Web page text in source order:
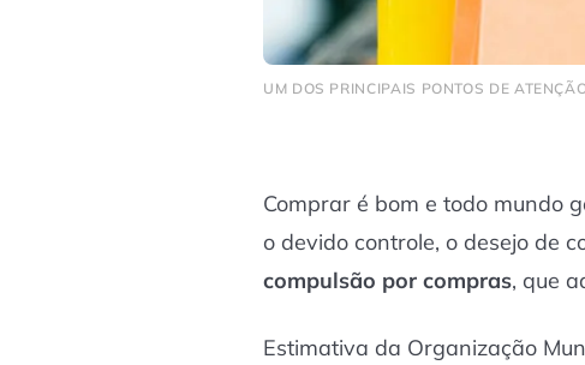
UM DOS PRINCIPAIS PONTOS DE
Comprar é bom e todo mundo
o devido controle, o desejo de
compulsão por compras, que
Estimativa da Organização